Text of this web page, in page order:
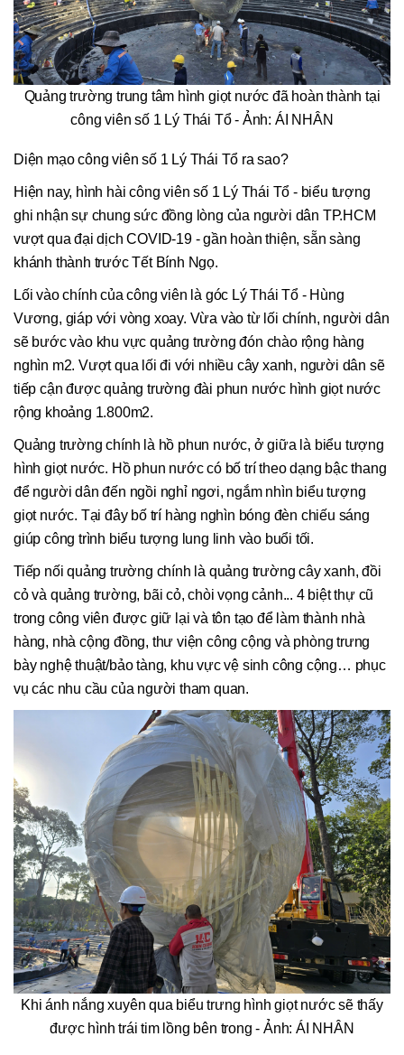
Quảng trường trung tâm hình giọt nước đã hoàn thành tại
công viên số 1 Lý Thái Tổ - Ảnh: ÁI NHÂN
Diện mạo công viên số 1 Lý Thái Tổ ra sao?
Hiện nay, hình hài công viên số 1 Lý Thái Tổ - biểu tượng
ghi nhận sự chung sức đồng lòng của người dân TP.HCM
vượt qua đại dịch COVID-19 - gần hoàn thiện, sẵn sàng
khánh thành trước Tết Bính Ngọ.
Lối vào chính của công viên là góc Lý Thái Tổ - Hùng
Vương, giáp với vòng xoay. Vừa vào từ lối chính, người dân
sẽ bước vào khu vực quảng trường đón chào rộng hàng
nghìn m2. Vượt qua lối đi với nhiều cây xanh, người dân sẽ
tiếp cận được quảng trường đài phun nước hình giọt nước
rộng khoảng 1.800m2.
Quảng trường chính là hồ phun nước, ở giữa là biểu tượng
hình giọt nước. Hồ phun nước có bố trí theo dạng bậc thang
để người dân đến ngồi nghỉ ngơi, ngắm nhìn biểu tượng
giọt nước. Tại đây bố trí hàng nghìn bóng đèn chiếu sáng
giúp công trình biểu tượng lung linh vào buổi tối.
Tiếp nối quảng trường chính là quảng trường cây xanh, đồi
cỏ và quảng trường, bãi cỏ, chòi vọng cảnh... 4 biệt thự cũ
trong công viên được giữ lại và tôn tạo để làm thành nhà
hàng, nhà cộng đồng, thư viện công cộng và phòng trưng
bày nghệ thuật/bảo tàng, khu vực vệ sinh công cộng… phục
vụ các nhu cầu của người tham quan.
Khi ánh nắng xuyên qua biểu trưng hình giọt nước sẽ thấy
được hình trái tim lồng bên trong - Ảnh: ÁI NHÂN